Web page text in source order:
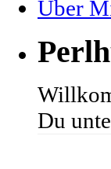
Über
Du